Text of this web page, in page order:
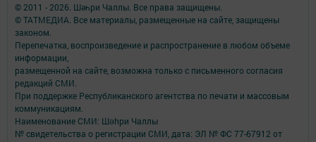
© 2011 - 2026. Шәһри Чаллы. Все права защищены.
© ТАТМЕДИА. Все материалы, размещенные на сайте, защищены
законом.
Перепечатка, воспроизведение и распространение в любом объеме
информации,
размещенной на сайте, возможна только с письменного согласия
редакций СМИ.
При поддержке Республиканского агентства по печати и массовым
коммуникациям.
Наименование СМИ: Шəhри Чаллы
№ свидетельства о регистрации СМИ, дата: ЭЛ № ФС 77-67912 от